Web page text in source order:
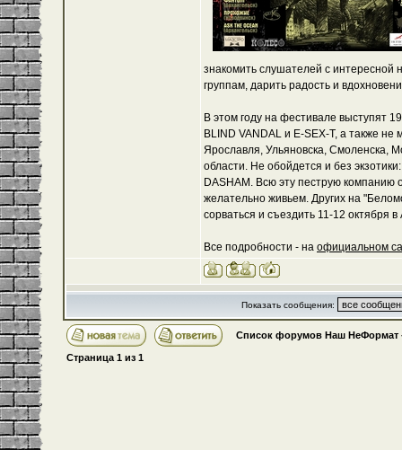
знакомить слушателей с интересной
группам, дарить радость и
В этом году на фестивале выступят
BLIND VANDAL и E-SEX-Т, а также
Ярославля, Ульяновска, Смоленска,
области. Не обойдется и без
DASHAM. Всю эту пеструю компанию
желательно живьем. Других на
сорваться и съездить 11-12 октября
Все подробности - на официальном
Показать сообщения:
Список форумов Наш НеФормат
Страница 1 из 1